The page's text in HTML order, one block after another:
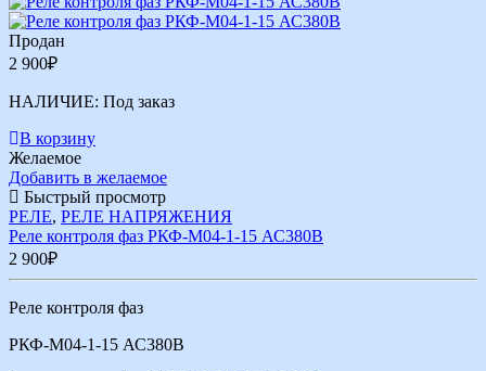
Продан
2 900₽
НАЛИЧИЕ: Под заказ
В корзину
Желаемое
Добавить в желаемое
Быстрый просмотр
РЕЛЕ, РЕЛЕ НАПРЯЖЕНИЯ
Реле контроля фаз РКФ-М04-1-15 АС380В
2 900₽
Реле контроля фаз
РКФ-М04-1-15 АС380В